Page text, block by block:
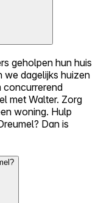
geholpen hun huis
we dagelijks huizen
concurrerend
met Walter. Zorg
woning. Hulp
Dan is